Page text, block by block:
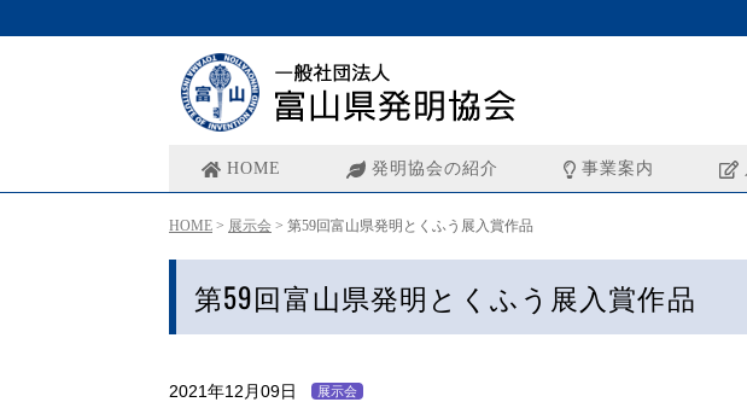
HOME 発明協会の紹介 事業案内
HOME > 展示会 > 第59回富山県発明とくふう展入賞作品
第59回富山県発明とくふう展入賞作品
2021年12月09日 展示会